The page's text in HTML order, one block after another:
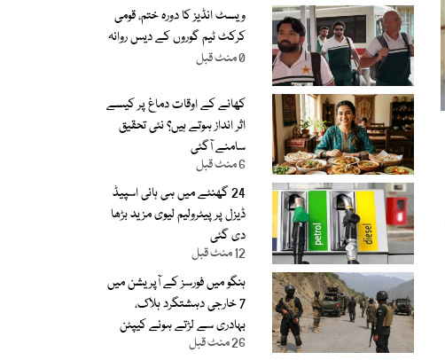
ویسٹ انڈیز کا دورہ ختم، قومی
کرکٹ ٹیم گوروں کے دیس روانہ
0 منٹ قبل
کھانے کے اوقات دماغ پر کیسے
اثر انداز ہوتے ہیں؟ نئی تحقیق
سامنے آگئی
6 منٹ قبل
24 گھنٹے میں ہی ہائی اسپیڈ
ڈیزل پر پیٹرولیم لیوی مزید بڑھا
دی گئی
12 منٹ قبل
ہنگو میں فورسز کے آپریشن میں
7 خارجی دہشتگرد ہلاک،
بہادری سے لڑتے ہوئے کیپٹن
شہید
26 منٹ قبل